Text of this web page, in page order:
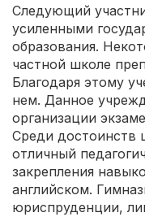
Следующий
усиленными
образования.
частной школе
Благодаря этому
нем. Данное
организации
Среди достоинств
отличный
закрепления
английском.
юриспруденции,